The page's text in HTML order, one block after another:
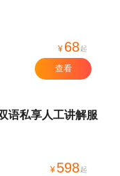
¥ 68起
查看
语私享人工讲解服
¥ 598起